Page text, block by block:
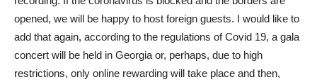
opened, we will be happy to host foreign guests. I would like to
add that again, according to the regulations of Covid 19, a gala
concert will be held in Georgia or, perhaps, due to high
restrictions, only online rewarding will take place and then,